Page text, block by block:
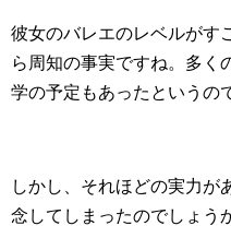
彼女のバレエのレベルがす
ら周知の事実ですね。多く
学の予定もあったというの
しかし、それほどの実力が
念してしまったのでしょう